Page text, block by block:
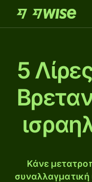
5
Κάνε
συναλλαγματική